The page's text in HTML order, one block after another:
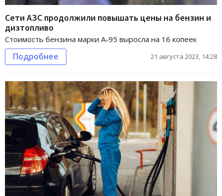
Сети АЗС продолжили повышать цены на бензин и
дизтопливо
Стоимость бензина марки А-95 выросла на 16 копеек
Подробнее 21 августа 2023, 14:28